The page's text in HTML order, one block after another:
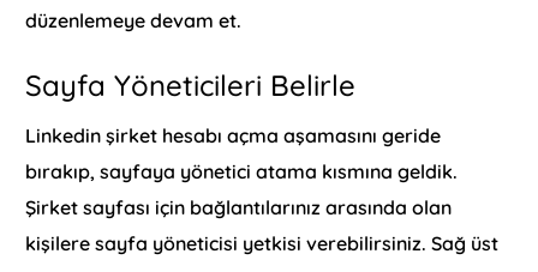
düzenlemeye devam et.
Sayfa Yöneticileri Belirle
Linkedin şirket hesabı açma aşamasını geride
bırakıp, sayfaya yönetici atama kısmına geldik.
Şirket sayfası için bağlantılarınız arasında olan
kişilere sayfa yöneticisi yetkisi verebilirsiniz. Sağ üst